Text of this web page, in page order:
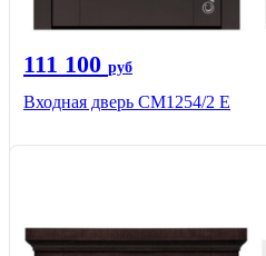
111 100 руб
Входная дверь СМ1254/2 E